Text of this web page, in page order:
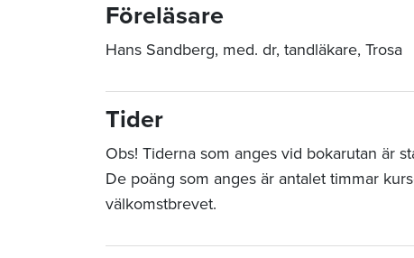
Föreläsare
Hans Sandberg, med. dr, tandläkare, Trosa
Tider
Obs! Tiderna som anges vid bokarutan är
De poäng som anges är antalet timmar
välkomstbrevet.